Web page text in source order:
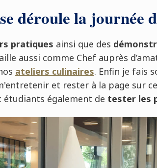
déroule la journée
pratiques ainsi que des
aussi comme Chef auprès
ateliers culinaires. Enfin je fais
et rester à la page sur
étudiants également de tester les